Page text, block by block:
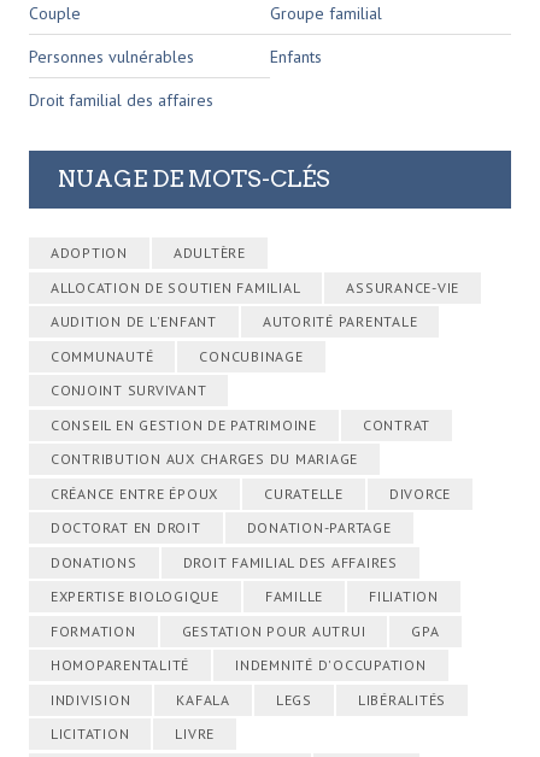
Couple
Groupe familial
Personnes vulnérables
Enfants
Droit familial des affaires
NUAGE DE MOTS-CLÉS
ADOPTION
ADULTÈRE
ALLOCATION DE SOUTIEN FAMILIAL
ASSURANCE-VIE
AUDITION DE L'ENFANT
AUTORITÉ PARENTALE
COMMUNAUTÉ
CONCUBINAGE
CONJOINT SURVIVANT
CONSEIL EN GESTION DE PATRIMOINE
CONTRAT
CONTRIBUTION AUX CHARGES DU MARIAGE
CRÉANCE ENTRE ÉPOUX
CURATELLE
DIVORCE
DOCTORAT EN DROIT
DONATION-PARTAGE
DONATIONS
DROIT FAMILIAL DES AFFAIRES
EXPERTISE BIOLOGIQUE
FAMILLE
FILIATION
FORMATION
GESTATION POUR AUTRUI
GPA
HOMOPARENTALITÉ
INDEMNITÉ D'OCCUPATION
INDIVISION
KAFALA LEGS
LIBÉRALITÉS
LICITATION
LIVRE